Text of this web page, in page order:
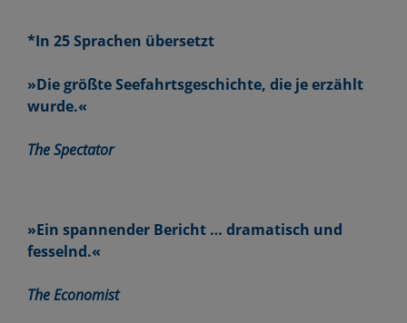
*In 25 Sprachen übersetzt
»Die größte Seefahrtsgeschichte, die je erzählt
wurde.«
The Spectator
»Ein spannender Bericht … dramatisch und
fesselnd.«
The Economist